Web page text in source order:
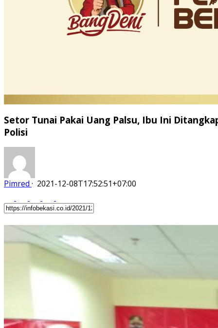
Setor Tunai Pakai Uang Palsu, Ibu Ini
Polisi
Pimred · 2021-12-08T17:52:51+07:00